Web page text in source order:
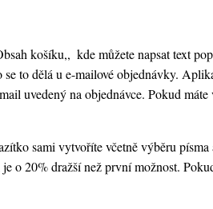
košíku,, kde můžete napsat text
to dělá u e-mailové objednávky.
uvedený na objednávce. Pokud
sami vytvoříte včetně výběru písma
o 20% dražší než první možnost.